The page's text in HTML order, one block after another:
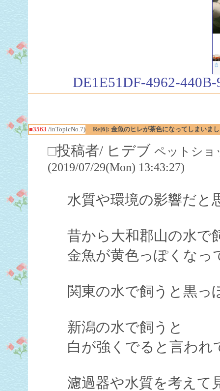
DE1E51DF-4962-
■3563 /inTopicNo.7) Re[6]: 金魚のヒレが茶色になってしまいまし
□投稿者/ ヒデブ ペットショ
(2019/07/29(Mon) 13:43:27)
水質や環境の影響だと
昔から大和郡山の水で
金魚が黄色っぽくなっ
関東の水で飼うと黒っ
新潟の水で飼うと
白が強くでると言われ
濾過器や水質を考えて